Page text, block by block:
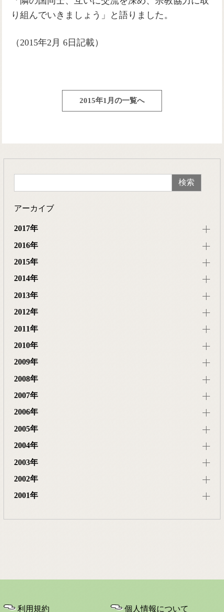
り組んでいきましょう」と語りました。
（2015年2月 6日記載）
2015年1月の一覧へ
アーカイブ
2017年
2016年
2015年
2014年
2013年
2012年
2011年
2010年
2009年
2008年
2007年
2006年
2005年
2004年
2003年
2002年
2001年
利用規約 個人情報について